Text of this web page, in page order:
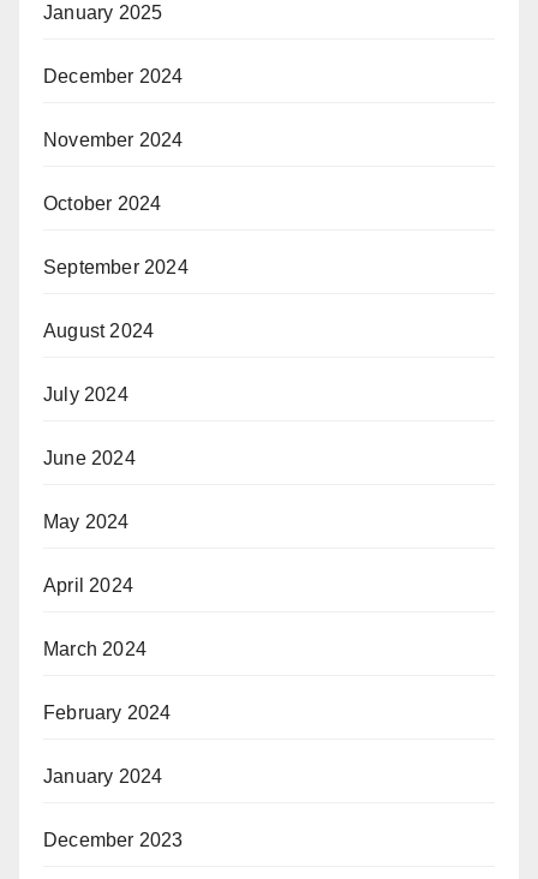
January 2025
December 2024
November 2024
October 2024
September 2024
August 2024
July 2024
June 2024
May 2024
April 2024
March 2024
February 2024
January 2024
December 2023